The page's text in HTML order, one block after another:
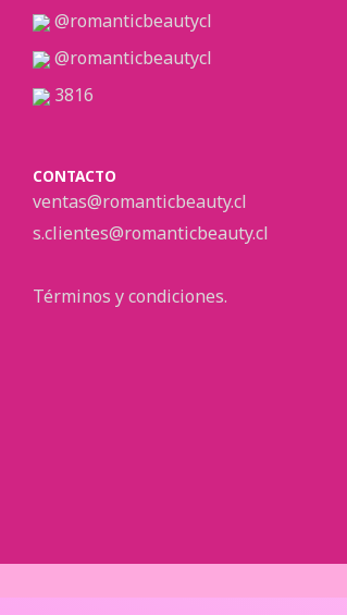
@romanticbeautycl
@romanticbeautycl
3816
CONTACTO
ventas@romanticbeauty.cl
s.clientes@romanticbeauty.cl
Términos y condiciones.